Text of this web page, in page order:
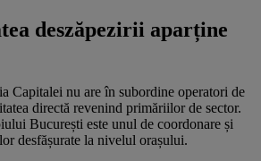
deszăpezirii aparține
Capitalei nu are în subordine operatori de
directă revenind primăriilor de sector.
București este unul de coordonare și
desfășurate la nivelul orașului.